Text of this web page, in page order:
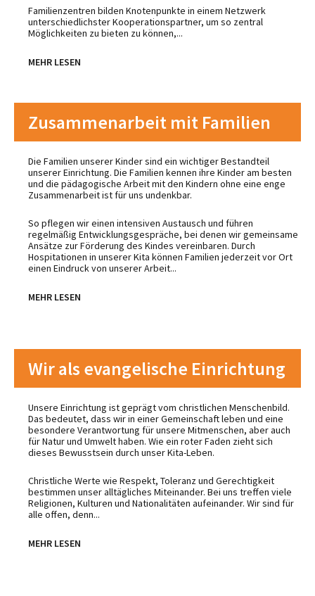
Familienzentren bilden Knotenpunkte in einem Netzwerk
unterschiedlichster Kooperationspartner, um so zentral
Möglichkeiten zu bieten zu können,...
MEHR LESEN
Zusammenarbeit mit Familien
Die Familien unserer Kinder sind ein wichtiger Bestandteil
unserer Einrichtung. Die Familien kennen ihre Kinder am besten
und die pädagogische Arbeit mit den Kindern ohne eine enge
Zusammenarbeit ist für uns undenkbar.
So pflegen wir einen intensiven Austausch und führen
regelmäßig Entwicklungsgespräche, bei denen wir gemeinsame
Ansätze zur Förderung des Kindes vereinbaren. Durch
Hospitationen in unserer Kita können Familien jederzeit vor Ort
einen Eindruck von unserer Arbeit...
MEHR LESEN
Wir als evangelische Einrichtung
Unsere Einrichtung ist geprägt vom christlichen Menschenbild.
Das bedeutet, dass wir in einer Gemeinschaft leben und eine
besondere Verantwortung für unsere Mitmenschen, aber auch
für Natur und Umwelt haben. Wie ein roter Faden zieht sich
dieses Bewusstsein durch unser Kita-Leben.
Christliche Werte wie Respekt, Toleranz und Gerechtigkeit
bestimmen unser alltägliches Miteinander. Bei uns treffen viele
Religionen, Kulturen und Nationalitäten aufeinander. Wir sind für
alle offen, denn...
MEHR LESEN